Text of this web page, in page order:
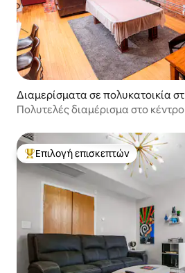
Διαμερίσματα σε πολυκατοικία
ndianapolis
Πολυτελές διαμέρισμα στο
Κορυφαία επιλογή επισκεπτών
Επιλογή επισκεπτών